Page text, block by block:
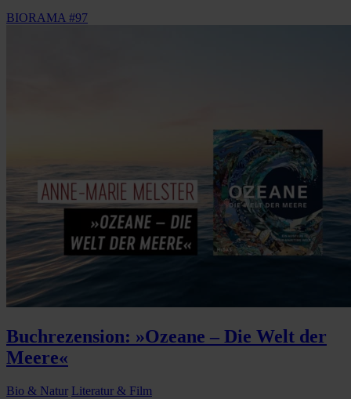
BIORAMA #97
Buchrezension: »Ozeane – Die Welt der
Meere«
Bio & Natur Literatur & Film